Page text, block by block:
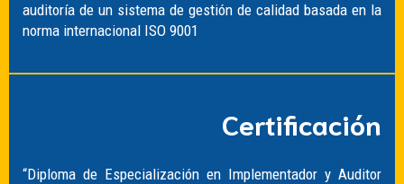
auditoría de un sistema de gestión de calidad basada en la
norma internacional ISO 9001
Certificación
“Diploma de Especialización en Implementador y Auditor